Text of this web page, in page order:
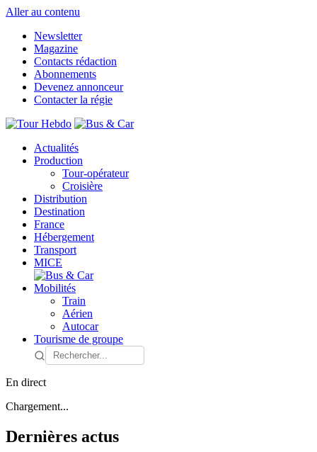
Aller au contenu
Newsletter
Magazine
Contacts rédaction
Abonnements
Devenez annonceur
Contacter la régie
Actualités
Production
Tour-opérateur
Croisière
Distribution
Destination
France
Hébergement
Transport
MICE
Mobilités
Train
Aérien
Autocar
Tourisme de groupe
En direct
Chargement...
Dernières actus